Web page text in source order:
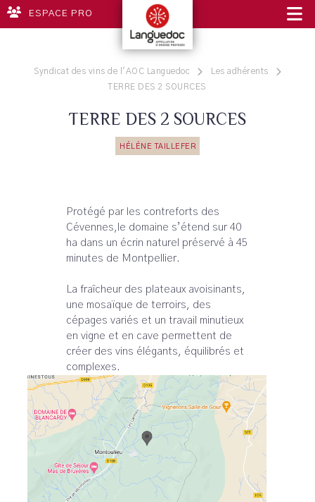
ESPACE PRO
Syndicat des vins de l'AOC Languedoc
Les adhérents
TERRE DES 2 SOURCES
TERRE DES 2 SOURCES
HÉLÉNE TAILLEFER
Protégé par les contreforts des
Cévennes,le domaine s’étend sur 40
ha dans un écrin naturel préservé à 45
minutes de Montpellier.
La fraîcheur des plateaux avoisinants,
une mosaïque de terroirs, des
cépages variés et un travail minutieux
en vigne et en cave permettent de
créer des vins élégants, équilibrés et
complexes.